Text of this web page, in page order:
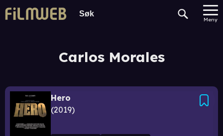
Meny
Carlos Morales
Hero
2019